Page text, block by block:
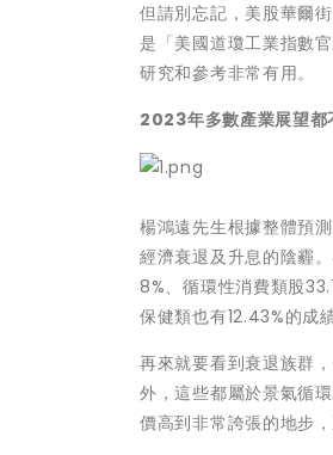
但請別忘記，美股華爾
是「美國道瓊工業指數
研究和參考非常有用。
2023年多數產業展望都
楊鴻遠先生根據整體預
經濟衰退及升息的陰霾
8%、循環性消費類股
保健類也有12.43%的成
再來就要看到衰退族群
外，這些都屬於景氣循
價高到非常誇張的地步